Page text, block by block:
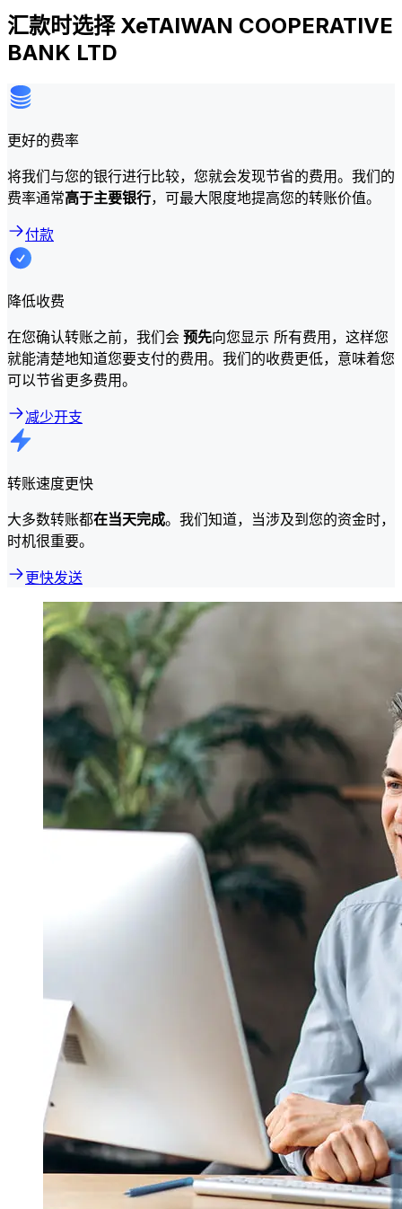
汇款时选择 XeTAIWAN COOPERATIVE
BANK LTD
更好的费率
将我们与您的银行进行比较，您就会发现节省的费用。我们的
费率通常高于主要银行，可最大限度地提高您的转账价值。
付款
降低收费
在您确认转账之前，我们会 预先向您显示 所有费用，这样您
就能清楚地知道您要支付的费用。我们的收费更低，意味着您
可以节省更多费用。
减少开支
转账速度更快
大多数转账都在当天完成。我们知道，当涉及到您的资金时，
时机很重要。
更快发送